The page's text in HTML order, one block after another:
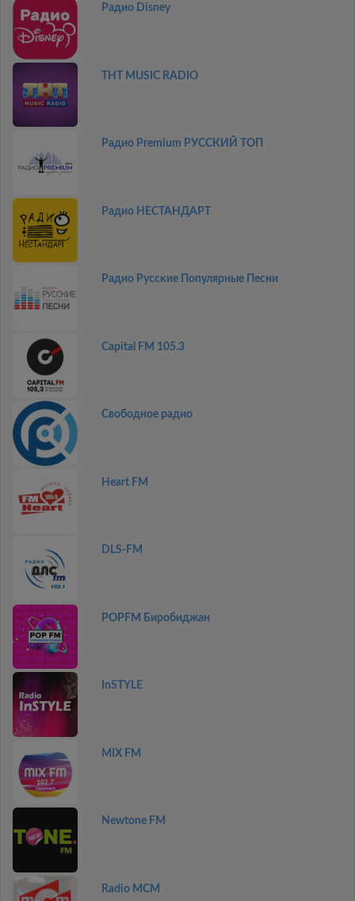
Радио Disney
THT MUSIC RADIO
Радио Premium РУССКИЙ ТОП
Радио НЕСТАНДАРТ
Радио Русские Популярные Песни
Capital FM 105.3
Свободное радио
Heart FM
DLS-FM
POPFM Биробиджан
InSTYLE
MIX FM
Newtone FM
Radio MCM